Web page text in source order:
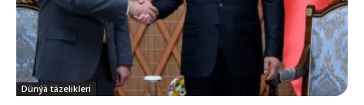
Dünýä täzelikleri